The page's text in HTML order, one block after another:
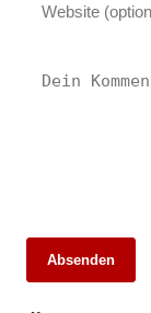
Absenden
SV